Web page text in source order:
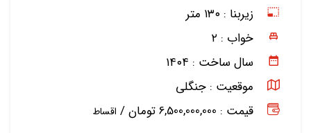
زیربنا : ۱۳۰ متر
خواب : ۲
سال ساخت : ۱۴۰۴
موقعیت : جنگلی
قیمت : 6,500,000,000 تومان /
اقساط